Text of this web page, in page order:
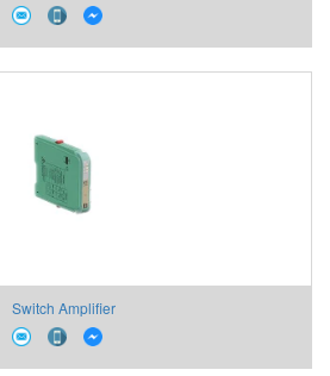
Switch Amplifier